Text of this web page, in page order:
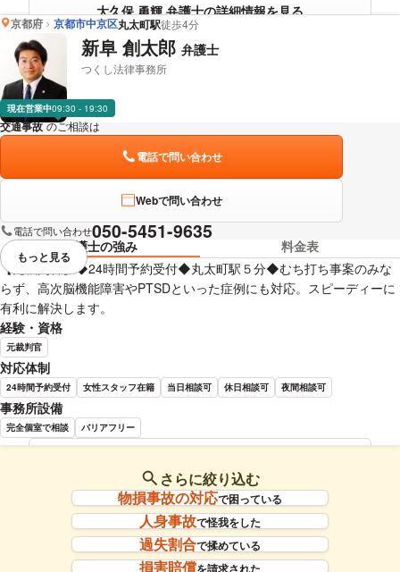
大久保 勇輝 弁護士の詳細情報を見る
京都府 京都市中京区丸太町駅徒歩4分
新阜 創太郎 弁護士
つくし法律事務所
現在営業中09:30 - 19:30
交通事故 のご相談は
電話で問い合わせ
Webで問い合わせ
電話で問い合わせ050-5451-9635
弁護士の強み
料金表
【元裁判官】◆24時間予約受付◆丸太町駅５分◆むち打ち事案のみな
らず、高次脳機能障害やPTSDといった症例にも対応。スピーディーに
有利に解決します。
経験・資格
元裁判官
対応体制
24時間予約受付 女性スタッフ在籍 当日相談可 休日相談可 夜間相談可
事務所設備
完全個室で相談 バリアフリー
視覚的に省略されている要素を
もっと見る
さらに絞り込む
物損事故の対応で困っている
人身事故で怪我をした
過失割合で揉めている
損害賠償を請求された